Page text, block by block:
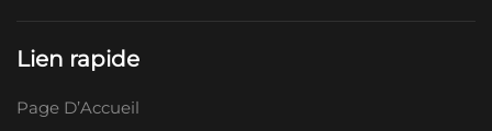
Lien rapide
Page D’Accueil